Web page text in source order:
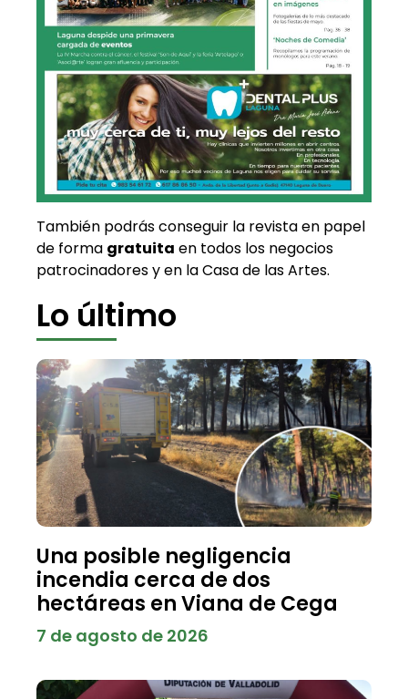
También podrás conseguir la revista en papel
de forma gratuita en todos los negocios
patrocinadores y en la Casa de las Artes.
Lo último
Una posible negligencia
incendia cerca de dos
hectáreas en Viana de Cega
7 de agosto de 2026